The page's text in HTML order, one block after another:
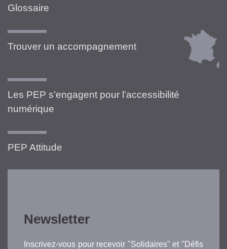
Glossaire
Trouver un accompagnement
Les PEP s’engagent pour l’accessibilité
numérique
PEP Attitude
Newsletter
Inscrivez-vous pour recevoir "Solidaires" et "Défis